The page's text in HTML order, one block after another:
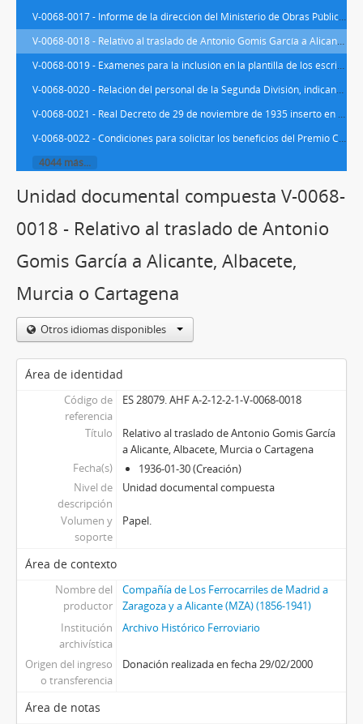
V-0068-0017 - Informe de la dirección del Ministerio de Obras Públicas sobre la reclamación de varios fogoneros
V-0068-0018 - Relativo al traslado de Antonio Gomis García a Alicante, Albacete, Murcia o Cartagena
V-0068-0019 - Exámenes para la inclusión en la plantilla de los escribientes temporeros
V-0068-0020 - Relación del personal de la Segunda División, indicando las horas de asistencia a la oficina
V-0068-0021 - Real Decreto de 29 de noviembre de 1935 inserto en la Gaceta del día 3 de octubre, relativo al despido del personal
V-0068-0022 - Condiciones para solicitar los beneficios del Premio Carvajal
4044 más...
Unidad documental compuesta V-0068-
0018 - Relativo al traslado de Antonio
Gomis García a Alicante, Albacete,
Murcia o Cartagena
Otros idiomas disponibles
Área de identidad
Código de
referencia
ES 28079. AHF A-2-12-2-1-V-0068-0018
Título
Relativo al traslado de Antonio Gomis García
a Alicante, Albacete, Murcia o Cartagena
Fecha(s)
1936-01-30 (Creación)
Nivel de
descripción
Unidad documental compuesta
Volumen y
soporte
Papel.
Área de contexto
Nombre del
productor
Compañía de Los Ferrocarriles de Madrid a
Zaragoza y a Alicante (MZA) (1856-1941)
Institución
archivística
Archivo Histórico Ferroviario
Origen del ingreso
o transferencia
Donación realizada en fecha 29/02/2000
Área de notas